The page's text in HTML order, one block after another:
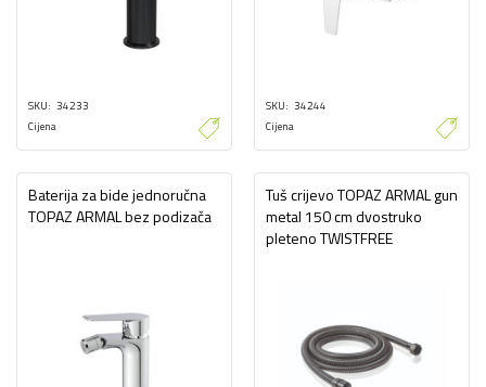
SKU 34233
Cijena
SKU 34244
Cijena
Baterija za bide jednoručna
TOPAZ ARMAL bez podizača
Tuš crijevo TOPAZ ARMAL gun
metal 150 cm dvostruko
pleteno TWISTFREE